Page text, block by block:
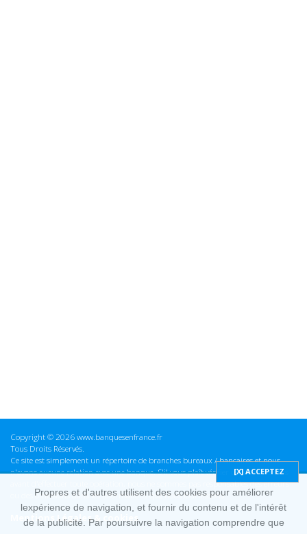
Copyright © 2026 www.banquesenfrance.fr
Tous Droits Réservés.
Ce site est simplement un répertoire de branches bureaux / bancaires et nous
n'avons aucune relation avec une banque. S'il vous plaît vérifier ces informations
avant d'effectuer toute opération, nous ne sommes pas responsables des erreurs
ou des omissions dans les informations que nous fournissons.
Mentions Légales & cookies
Propres et d'autres utilisent des cookies pour améliorer
lexpérience de navigation, et fournir du contenu et de l'intérêt
de la publicité. Par poursuivre la navigation comprendre que